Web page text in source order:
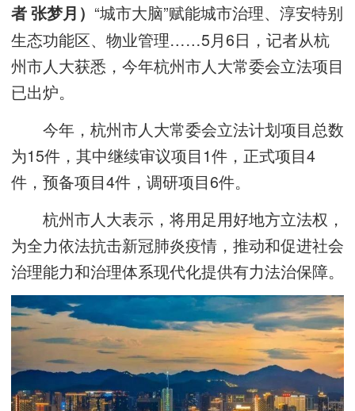
者 张梦月） “城市大脑”赋能城市治理、淳安特别
生态功能区、物业管理……5月6日，记者从杭
州市人大获悉，今年杭州市人大常委会立法项目
已出炉。
今年，杭州市人大常委会立法计划项目总数
为15件，其中继续审议项目1件，正式项目4
件，预备项目4件，调研项目6件。
杭州市人大表示，将用足用好地方立法权，
为全力依法抗击新冠肺炎疫情，推动和促进社会
治理能力和治理体系现代化提供有力法治保障。